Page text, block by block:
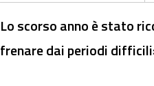
Lo scorso anno è stato
frenare dai periodi